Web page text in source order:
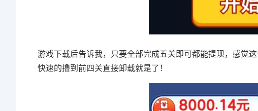
游戏下载后告诉我，只要全部完成五关即可都能提现，感觉
快速的撸到前四关直接卸载就是了！